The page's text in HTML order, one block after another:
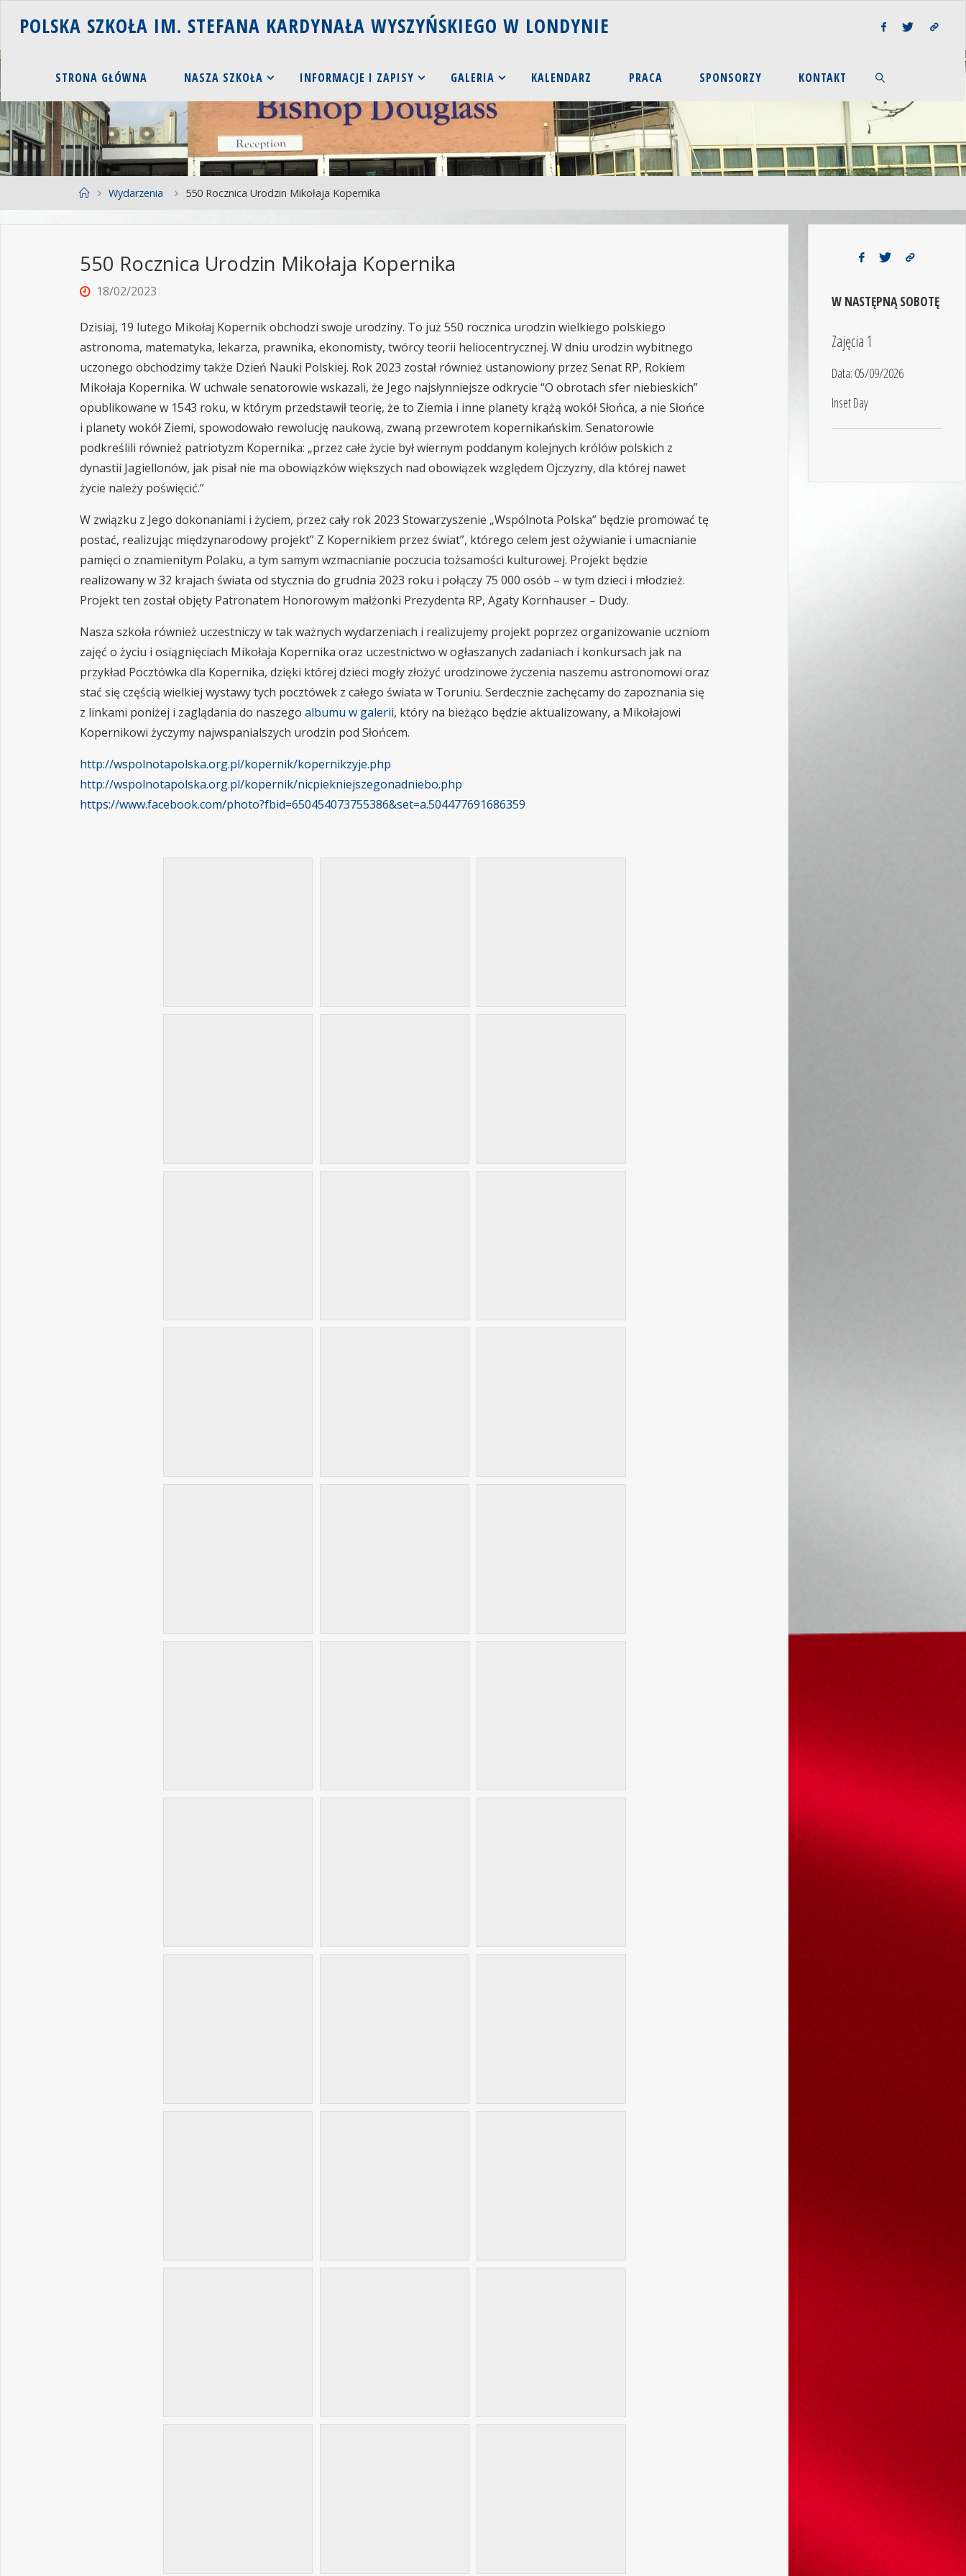
POLSKA SZKOŁA IM. STEFANA KARDYNAŁA WYSZYŃSKIEGO W LONDYNIE
STRONA GŁÓWNA NASZA SZKOŁA INFORMACJE I ZAPISY GALERIA KALENDARZ PRACA SPONSORZY KONTAKT
Wydarzenia 550 Rocznica Urodzin Mikołaja Kopernika
550 Rocznica Urodzin Mikołaja Kopernika
18/02/2023
Dzisiaj, 19 lutego Mikołaj Kopernik obchodzi swoje urodziny. To już 550 rocznica urodzin wielkiego polskiego
astronoma, matematyka, lekarza, prawnika, ekonomisty, twórcy teorii heliocentrycznej. W dniu urodzin wybitnego
uczonego obchodzimy także Dzień Nauki Polskiej. Rok 2023 został również ustanowiony przez Senat RP, Rokiem
Mikołaja Kopernika. W uchwale senatorowie wskazali, że Jego najsłynniejsze odkrycie “O obrotach sfer niebieskich”
opublikowane w 1543 roku, w którym przedstawił teorię, że to Ziemia i inne planety krążą wokół Słońca, a nie Słońce
i planety wokół Ziemi, spowodowało rewolucję naukową, zwaną przewrotem kopernikańskim. Senatorowie
podkreślili również patriotyzm Kopernika: „przez całe życie był wiernym poddanym kolejnych królów polskich z
dynastii Jagiellonów, jak pisał nie ma obowiązków większych nad obowiązek względem Ojczyzny, dla której nawet
życie należy poświęcić.”
W związku z Jego dokonaniami i życiem, przez cały rok 2023 Stowarzyszenie „Wspólnota Polska” będzie promować tę
postać, realizując międzynarodowy projekt” Z Kopernikiem przez świat”, którego celem jest ożywianie i umacnianie
pamięci o znamienitym Polaku, a tym samym wzmacnianie poczucia tożsamości kulturowej. Projekt będzie
realizowany w 32 krajach świata od stycznia do grudnia 2023 roku i połączy 75 000 osób – w tym dzieci i młodzież.
Projekt ten został objęty Patronatem Honorowym małżonki Prezydenta RP, Agaty Kornhauser – Dudy.
Nasza szkoła również uczestniczy w tak ważnych wydarzeniach i realizujemy projekt poprzez organizowanie uczniom
zajęć o życiu i osiągnięciach Mikołaja Kopernika oraz uczestnictwo w ogłaszanych zadaniach i konkursach jak na
przykład Pocztówka dla Kopernika, dzięki której dzieci mogły złożyć urodzinowe życzenia naszemu astronomowi oraz
stać się częścią wielkiej wystawy tych pocztówek z całego świata w Toruniu. Serdecznie zachęcamy do zapoznania się
z linkami poniżej i zaglądania do naszego albumu w galerii, który na bieżąco będzie aktualizowany, a Mikołajowi
Kopernikowi życzymy najwspanialszych urodzin pod Słońcem.
http://wspolnotapolska.org.pl/kopernik/kopernikzyje.php
http://wspolnotapolska.org.pl/kopernik/nicpiekniejszegonadniebo.php
https://www.facebook.com/photo?fbid=650454073755386&set=a.504477691686359​
W NASTĘPNĄ SOBOTĘ
Zajęcia 1
Data: 05/09/2026
Inset Day